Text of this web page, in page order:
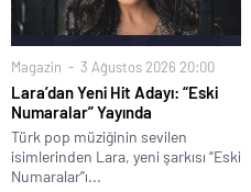
Magazin 3 Ağustos 2026 20:00
Lara’dan Yeni Hit Adayı: “Eski
Numaralar” Yayında
Türk pop müziğinin sevilen
isimlerinden Lara, yeni şarkısı “Eski
Numaralar”ı...